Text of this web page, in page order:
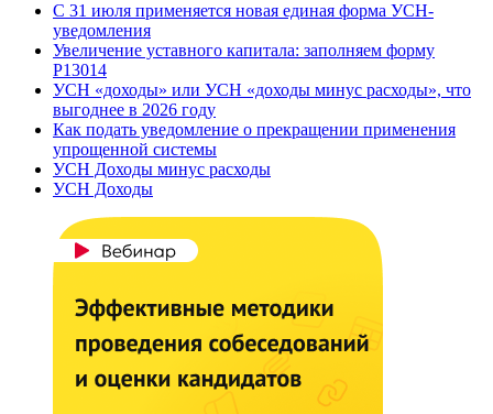
С 31 июля применяется новая единая форма УСН-
уведомления
Увеличение уставного капитала: заполняем форму
Р13014
УСН «доходы» или УСН «доходы минус расходы», что
выгоднее в 2026 году
Как подать уведомление о прекращении применения
упрощенной системы
УСН Доходы минус расходы
УСН Доходы